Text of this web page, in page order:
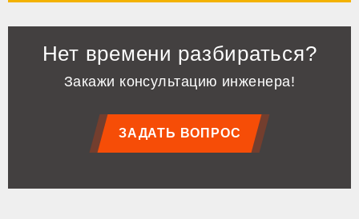
Нет времени разбираться?
Закажи консультацию инженера!
ЗАДАТЬ ВОПРОС